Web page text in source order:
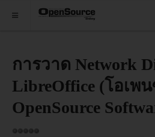
ซอฟต์แวร์
ข่าว
อบรม
การวาด Network
LibreOffice (โอเพ
OpenSource
ให้